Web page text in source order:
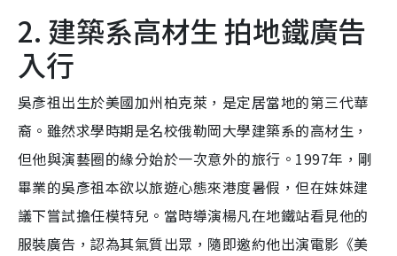
2. 建築系高材生 拍地鐵廣告
入行
吳彥祖出生於美國加州柏克萊，是定居當地的第三代華
裔。雖然求學時期是名校俄勒岡大學建築系的高材生，
但他與演藝圈的緣分始於一次意外的旅行。1997年，剛
畢業的吳彥祖本欲以旅遊心態來港度暑假，但在妹妹建
議下嘗試擔任模特兒。當時導演楊凡在地鐵站看見他的
服裝廣告，認為其氣質出眾，隨即邀約他出演電影《美